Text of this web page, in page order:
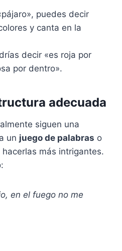
puedes decir
y canta en la
decir «es roja por
por dentro».
adecuada
siguen una
un juego de palabras o
hacerlas más intrigantes.
en el fuego no me